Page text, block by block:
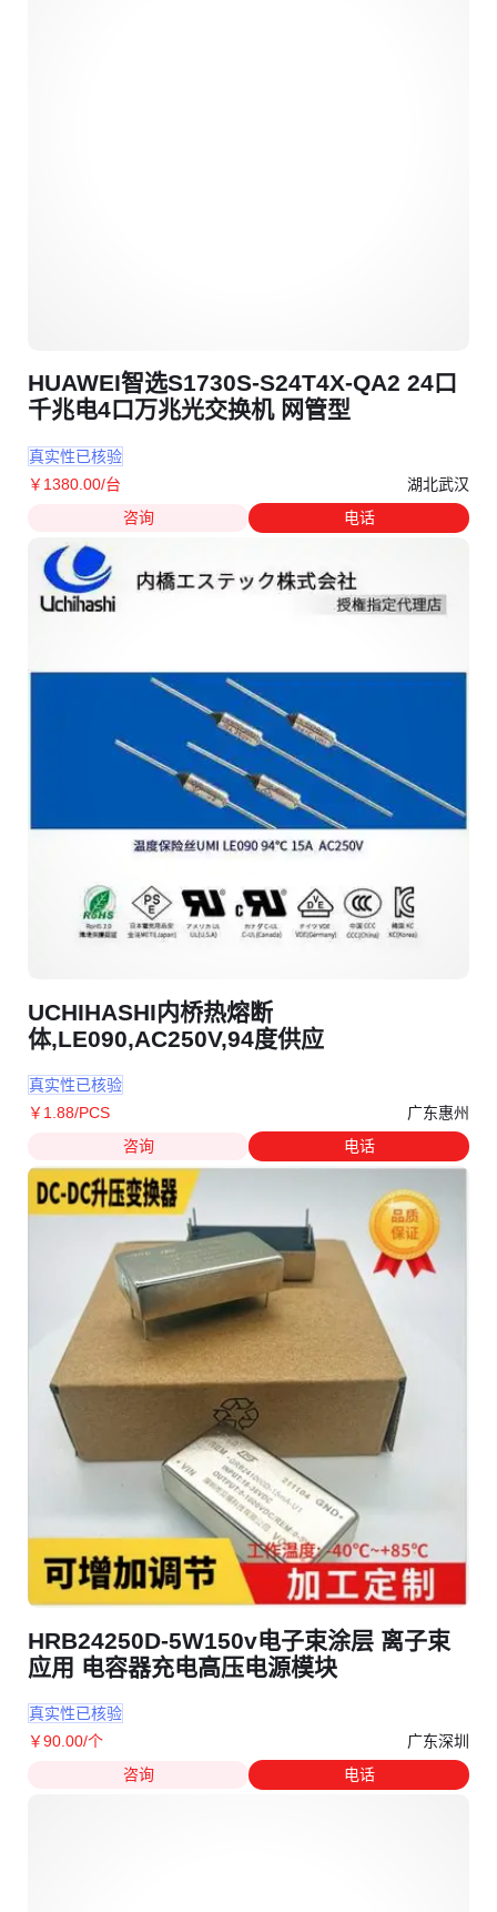
HUAWEI智选S1730S-S24T4X-QA2 24口
千兆电4口万兆光交换机 网管型
真实性已核验
￥ 1380 .00/台
湖北武汉
咨询
电话
UCHIHASHI内桥热熔断
体,LE090,AC250V,94度供应
真实性已核验
￥ 1.88/PCS
广东惠州
咨询
电话
HRB24250D-5W150v电子束涂层 离子束
应用 电容器充电高压电源模块
真实性已核验
￥90.00/个
广东深圳
咨询
电话